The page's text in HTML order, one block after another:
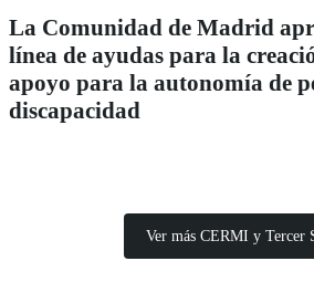
La Comunidad de Madrid
línea de ayudas para la
apoyo para la autonomía de
discapacidad
Ver más CERMI y Tercer